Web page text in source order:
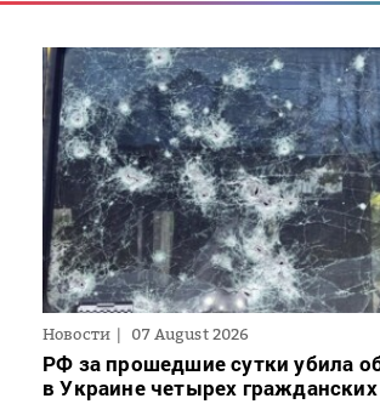
Новости 07 August 2026
РФ за прошедшие сутки убила
в Украине четырех гражданских